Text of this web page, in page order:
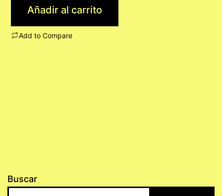
Añadir al carrito
Add to Compare
Buscar